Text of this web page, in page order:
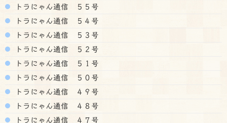
トラにゃん通信 ５５号
トラにゃん通信 ５４号
トラにゃん通信 ５３号
トラにゃん通信 ５２号
トラにゃん通信 ５１号
トラにゃん通信 ５０号
トラにゃん通信 ４９号
トラにゃん通信 ４８号
トラにゃん通信 ４７号